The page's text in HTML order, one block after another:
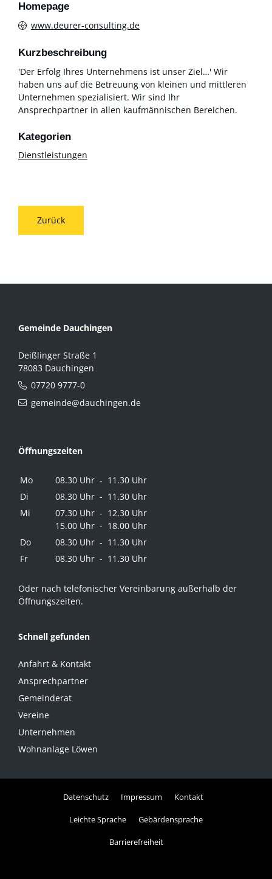
Homepage
www.deurer-consulting.de
Kurzbeschreibung
'Der Erfolg Ihres Unternehmens ist unser Ziel…' Wir
haben uns auf die Betreuung von kleinen und mittleren
Unternehmen spezialisiert. Wir sind Ihr
Ansprechpartner in allen kaufmännischen Bereichen.
Dienstleistungen
Zurück
Gemeinde Dauchingen
Deißlinger Straße 1
78083 Dauchingen
07720 9777-0
gemeinde@dauchingen.de
Öffnungszeiten
Mo
08.30 Uhr - 11.30 Uhr
Di
08.30 Uhr - 11.30 Uhr
Mi
07.30 Uhr - 12.30 Uhr
15.00 Uhr - 18.00 Uhr
Do
08.30 Uhr - 11.30 Uhr
Fr
08.30 Uhr - 11.30 Uhr
Oder nach telefonischer Vereinbarung außerhalb der
Öffnungszeiten.
Schnell gefunden
Anfahrt & Kontakt
Ansprechpartner
Gemeinderat
Vereine
Unternehmen
Wohnanlage Löwen
Datenschutz Impressum Kontakt
Leichte Sprache Gebärdensprache
Barrierefreiheit